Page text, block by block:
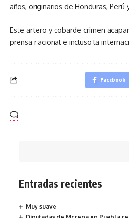
años, originarios de Honduras, Perú
Este artero y cobarde crimen
prensa nacional e incluso la
Facebook
Entradas recientes
Muy suave